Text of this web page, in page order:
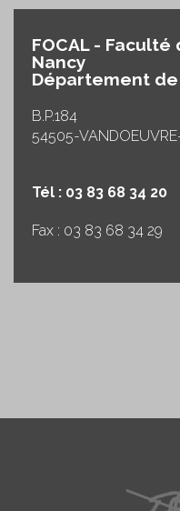
FOCAL -
Nancy
Département
B.P.184
54505-
Tél : 03 83 68 34 20
Fax : 03 83 68 34 29